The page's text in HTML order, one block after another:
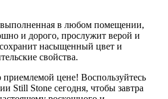
выполненная в любом помещении,
и дорого, прослужит верой и
насыщенный цвет и
свойства.
цене! Воспользуйтесь
Still Stone сегодня, чтобы завтра